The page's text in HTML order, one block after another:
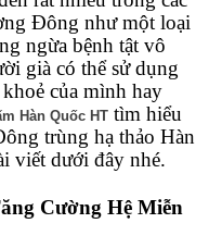
Đông như một loại
ngừa bệnh tật vô
già có thể sử dụng
của mình hay
Hàn Quốc HT tìm hiểu
trùng hạ thảo Hàn
viết dưới đây nhé.
Cường Hệ Miễn